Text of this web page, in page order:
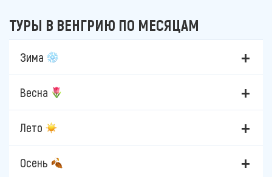
ТУРЫ В ВЕНГРИЮ ПО МЕСЯЦАМ
Зима
Весна
Лето
Осень